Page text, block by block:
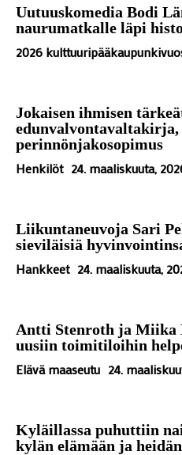
Uutuuskomedia Bodi
naurumatkalle läpi
2026
Jokaisen ihmisen
perinnönjakosopimus
Henkilöt 24. maaliskuuta,
Liikuntaneuvoja Sari
sieviläisiä
Hankkeet 24. maaliskuuta,
Antti Stenroth ja Miika
uusiin toimitiloihin
Elävä maaseutu 24.
Kyläillassa puhuttiin
kylän elämään ja